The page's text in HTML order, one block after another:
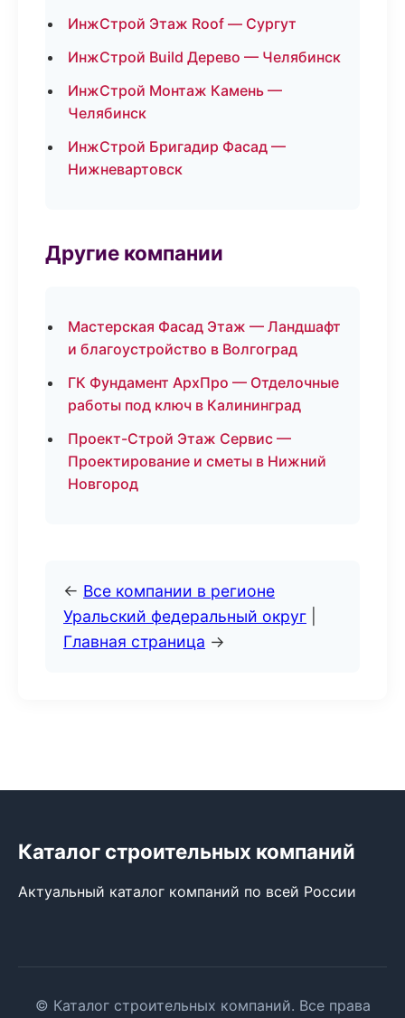
ИнжСтрой Этаж Roof — Сургут
ИнжСтрой Build Дерево — Челябинск
ИнжСтрой Монтаж Камень —
Челябинск
ИнжСтрой Бригадир Фасад —
Нижневартовск
Другие компании
Мастерская Фасад Этаж — Ландшафт
и благоустройство в Волгоград
ГК Фундамент АрхПро — Отделочные
работы под ключ в Калининград
Проект-Строй Этаж Сервис —
Проектирование и сметы в Нижний
Новгород
← Все компании в регионе
Уральский федеральный округ
Главная страница →
Каталог строительных компаний
Актуальный каталог компаний по всей России
© Каталог строительных компаний. Все права